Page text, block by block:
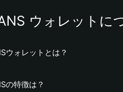
ウォレットに
ウォレットとは？
の特徴は？